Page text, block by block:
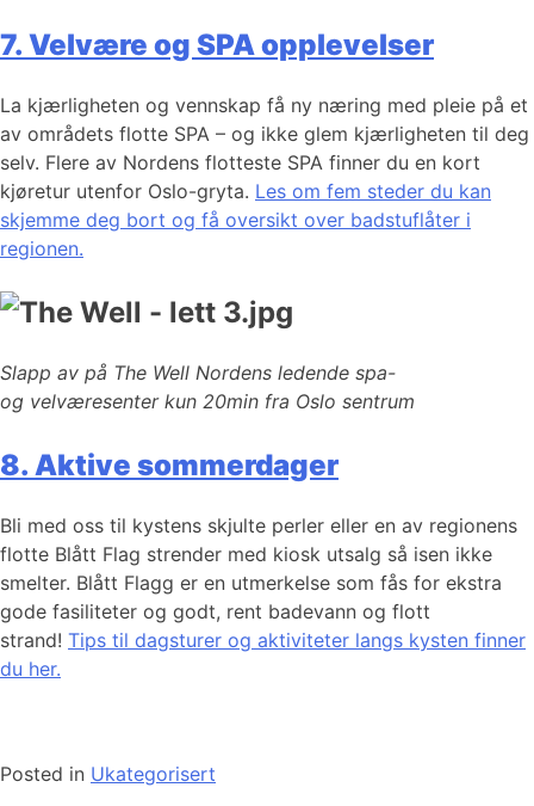
7. Velvære og SPA opplevelser
La kjærligheten og vennskap få ny næring med pleie på et
av områdets flotte SPA – og ikke glem kjærligheten til deg
selv. Flere av Nordens flotteste SPA finner du en kort
kjøretur utenfor Oslo-gryta. Les om fem steder du kan
skjemme deg bort og få oversikt over badstuflåter i
regionen.
Slapp av på The Well Nordens ledende spa-
og velværesenter kun 20min fra Oslo sentrum
8. Aktive sommerdager
Bli med oss til kystens skjulte perler eller en av regionens
flotte Blått Flag strender med kiosk utsalg så isen ikke
smelter. Blått Flagg er en utmerkelse som fås for ekstra
gode fasiliteter og godt, rent badevann og flott
strand! Tips til dagsturer og aktiviteter langs kysten finner
du her.
Posted in Ukategorisert